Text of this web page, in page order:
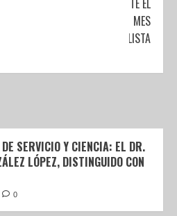
DURANTE EL
MES
MUNDIALISTA
SERVICIO Y CIENCIA: EL DR.
LÓPEZ, DISTINGUIDO CON
0